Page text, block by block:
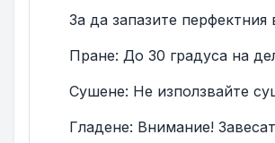
За да запазите перфектния
Пране: До 30 градуса на
Сушене: Не използвайте
Гладене: Внимание!